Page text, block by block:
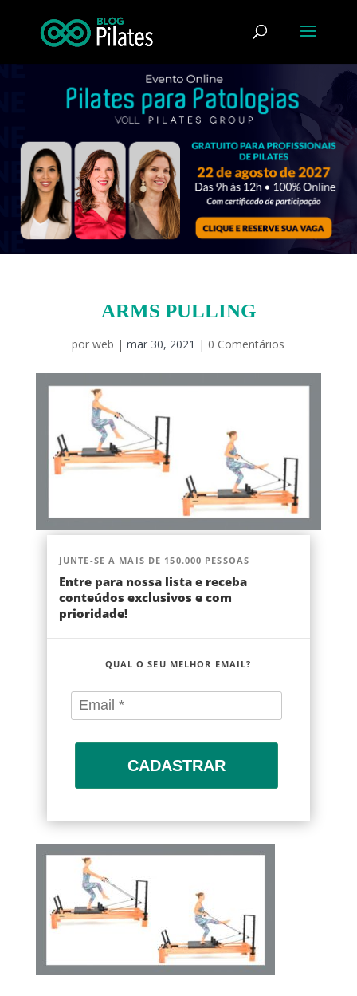
ARMS PULLING
porweb |mar 30, 2021 | 0 Comentários
JUNTE-SE A MAIS DE 150.000 PESSOAS
Entre para nossa lista e receba
conteúdos exclusivos e com
prioridade!
QUAL O SEU MELHOR EMAIL?
CADASTRAR